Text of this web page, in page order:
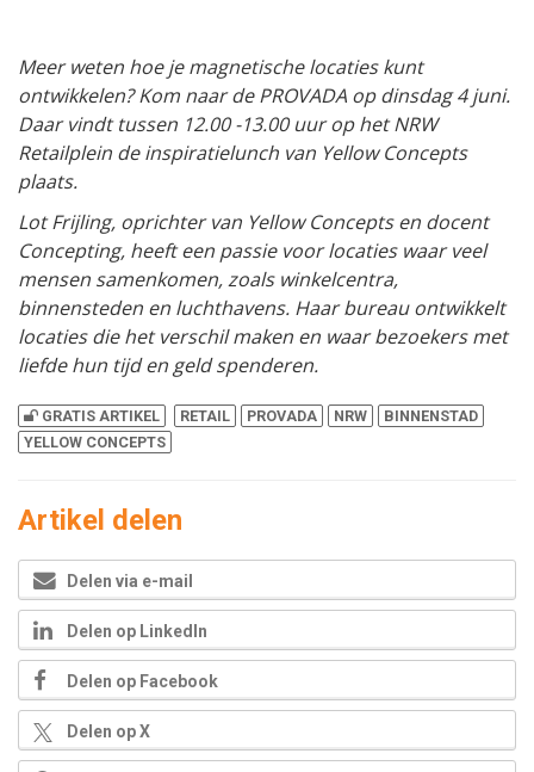
Meer weten hoe je magnetische locaties kunt
ontwikkelen? Kom naar de PROVADA op dinsdag 4 juni.
Daar vindt tussen 12.00 -13.00 uur op het NRW
Retailplein de inspiratielunch van Yellow Concepts
plaats.
Lot Frijling, oprichter van Yellow Concepts en docent
Concepting, heeft een passie voor locaties waar veel
mensen samenkomen, zoals winkelcentra,
binnensteden en luchthavens. Haar bureau ontwikkelt
locaties die het verschil maken en waar bezoekers met
liefde hun tijd en geld spenderen.
GRATIS ARTIKEL RETAIL PROVADA NRW
BINNENSTAD
YELLOW CONCEPTS
Artikel delen
Delen via e-mail
Delen op LinkedIn
Delen op Facebook
Delen op X